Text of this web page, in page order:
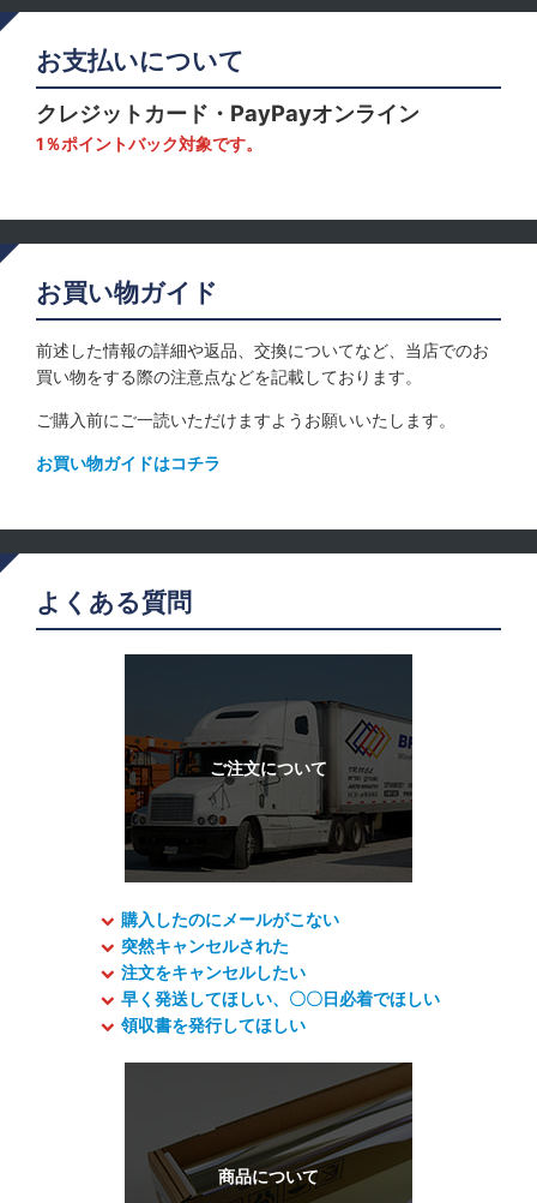
お支払いについて
クレジットカード・PayPayオンライン
1％ポイントバック対象です。
お買い物ガイド
前述した情報の詳細や返品、交換についてなど、当店でのお
買い物をする際の注意点などを記載しております。
ご購入前にご一読いただけますようお願いいたします。
お買い物ガイドはコチラ
よくある質問
購入したのにメールがこない
突然キャンセルされた
注文をキャンセルしたい
早く発送してほしい、〇〇日必着でほしい
領収書を発行してほしい